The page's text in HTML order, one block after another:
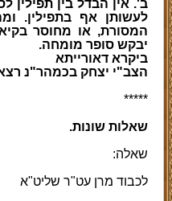
ב'. אין הבדל בין תפילין
לעשותן אף בתפילין.
המסורת, או מחוסר
יבקש סופר מומחה.
ביקרא דאורייתא
הצב"י יצחק בכמהר"נ
*****
שאלות שונות.
שאלה:
לכבוד מרן עט"ר שליט"א